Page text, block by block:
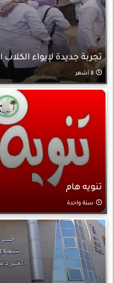
تجربة جديدة لإيواء
8 أشهر
تنويه هام
سنة واحدة